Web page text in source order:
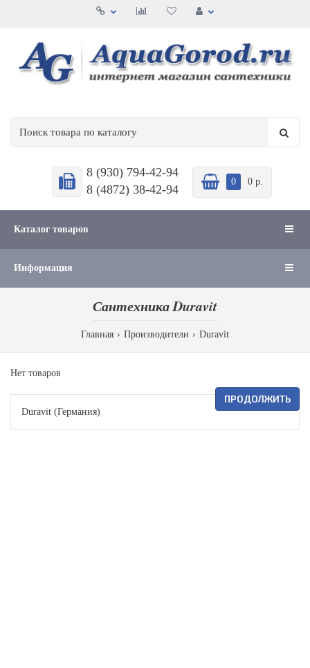
8 (930) 794-42-94
8 (4872) 38-42-94
0 0 р.
Каталог товаров
Информация
Сантехника Duravit
Главная Производители Duravit
Нет товаров
ПРОДОЛЖИТЬ
Duravit (Германия)